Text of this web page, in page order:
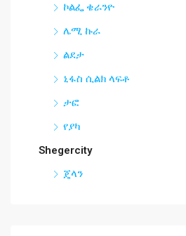
ኮልፌ ቄራንዮ
ሌሚ ኩራ
ልደታ
ኒፋስ ሲልክ ላፍቶ
ታፎ
የያካ
Shegercity
ጄላን